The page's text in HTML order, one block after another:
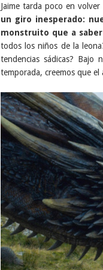
Jaime tarda poco en
un giro inesperado:
monstruito que a
todos los niños de la
tendencias sádicas? Bajo
temporada, creemos que